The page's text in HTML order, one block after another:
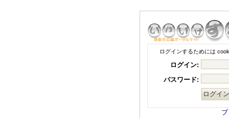
ログインするためには
ログイン:
パスワード: